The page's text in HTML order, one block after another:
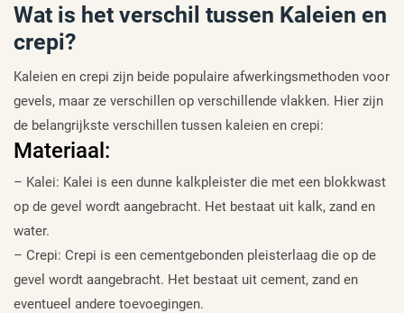
Wat is het verschil tussen Kaleien en
crepi?
Kaleien en crepi zijn beide populaire afwerkingsmethoden voor
gevels, maar ze verschillen op verschillende vlakken. Hier zijn
de belangrijkste verschillen tussen kaleien en crepi:
Materiaal:
– Kalei: Kalei is een dunne kalkpleister die met een blokkwast
op de gevel wordt aangebracht. Het bestaat uit kalk, zand en
water.
– Crepi: Crepi is een cementgebonden pleisterlaag die op de
gevel wordt aangebracht. Het bestaat uit cement, zand en
eventueel andere toevoegingen.